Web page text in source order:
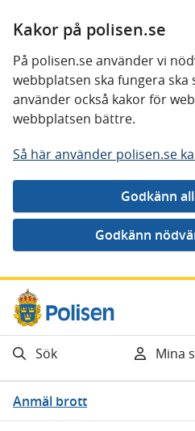
Kakor på polisen.se
På polisen.se använder vi
webbplatsen ska fungera ska
använder också kakor för
webbplatsen bättre.
Så här använder polisen.se
Gå direkt till innehåll
Sök Mina
Anmäl brott